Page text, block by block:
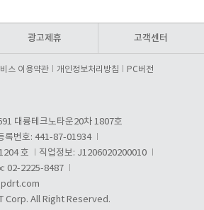
광고제휴 고객센터
스 이용약관 개인정보처리방침 PC버전
대륭테크노타운20차 1807호
록번호: 441-87-01934
호
직업정보: J1206020200010
02-2225-8487
All Right Reserved.